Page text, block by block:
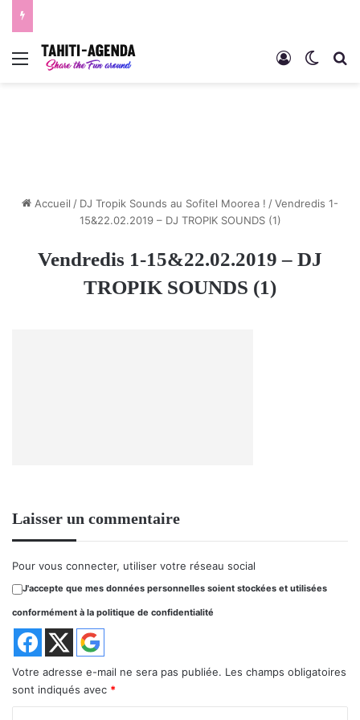
Menu Connexion
Accueil / DJ Tropik Sounds au Sofitel Moorea ! /Vendredis 1-
15&22.02.2019 – DJ TROPIK SOUNDS (1)
Vendredis 1-15&22.02.2019 – DJ
TROPIK SOUNDS (1)
Laisser un commentaire
Pour vous connecter, utiliser votre réseau social
J'accepte que mes données personnelles soient stockées et utilisées
conformément à la politique de confidentialité
Votre adresse e-mail ne sera pas publiée. Les champs obligatoires
sont indiqués avec *